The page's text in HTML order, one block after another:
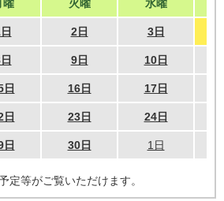
曜 火曜 水曜
2日 3日
9日 10日
日 16日 17日
日 23日 24日
日 30日 1日
定等がご覧いただけます。